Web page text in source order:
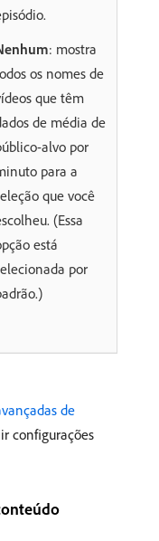
: mostra
os nomes de
que têm
de média de
alvo por
para a
que você
(Essa
está
por
de
configurações